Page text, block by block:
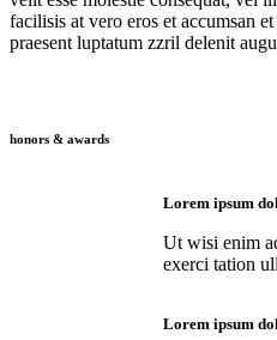
facilisis at vero eros et accumsan
praesent luptatum zzril delenit
honors & awards
Lorem ipsum
Ut wisi enim
exerci tation
Lorem ipsum